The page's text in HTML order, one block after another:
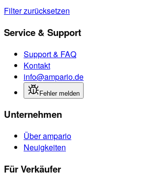
Filter zurücksetzen
Service & Support
Support & FAQ
Kontakt
info@ampario.de
Fehler melden
Unternehmen
Über ampario
Neuigkeiten
Für Verkäufer